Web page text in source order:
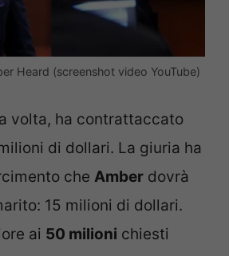
Heard (screenshot video YouTube)
volta, ha contrattaccato
di dollari. La giuria ha
che Amber dovrà
15 milioni di dollari.
ai 50 milioni chiesti